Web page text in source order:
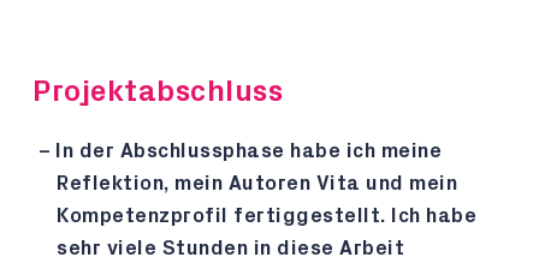
Projektabschluss
In der Abschlussphase habe ich meine
Reflektion, mein Autoren Vita und mein
Kompetenzprofil fertiggestellt. Ich habe
sehr viele Stunden in diese Arbeit